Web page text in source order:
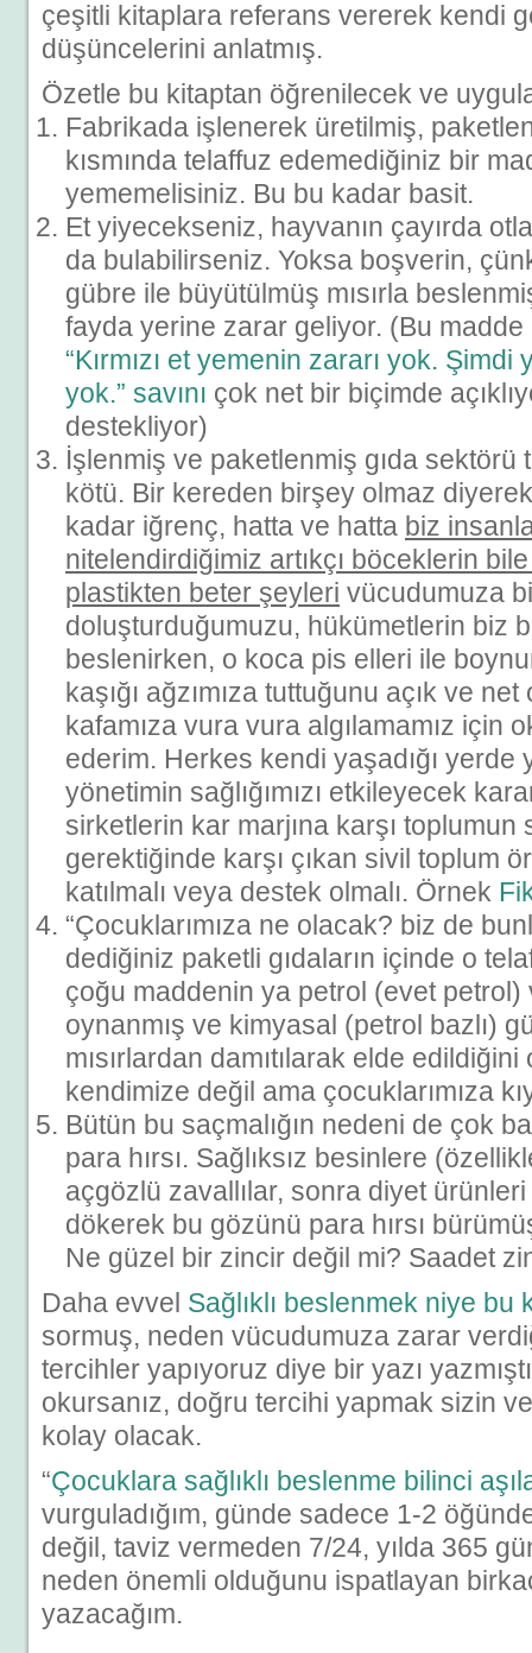
çeşitli kitaplara referans vererek kendi
düşüncelerini anlatmış.
Özetle bu kitaptan öğrenilecek ve
Fabrikada işlenerek üretilmiş,
kısmında telaffuz edemediğiniz bir
yememelisiniz. Bu bu kadar basit.
Et yiyecekseniz, hayvanın çayırda
da bulabilirseniz. Yoksa boşverin,
gübre ile büyütülmüş mısırla
fayda yerine zarar geliyor. (Bu madde
“Kırmızı et yemenin zararı yok.
yok.” savını çok net bir biçimde
destekliyor)
İşlenmiş ve paketlenmiş gıda sektörü
kötü. Bir kereden birşey olmaz
kadar iğrenç, hatta ve hatta biz
nitelendirdiğimiz artıkçı böceklerin bile
plastikten beter şeyleri vücudumuza
doluşturduğumuzu, hükümetlerin biz
beslenirken, o koca pis elleri ile
kaşığı ağzımıza tuttuğunu açık ve
kafamıza vura vura algılamamız için
ederim. Herkes kendi yaşadığı yerde
yönetimin sağlığımızı etkileyecek
sirketlerin kar marjına karşı toplumun
gerektiğinde karşı çıkan sivil toplum
katılmalı veya destek olmalı. Örnek
“Çocuklarımıza ne olacak? biz de
dediğiniz paketli gıdaların içinde o
çoğu maddenin ya petrol (evet petrol)
oynanmış ve kimyasal (petrol bazlı)
mısırlardan damıtılarak elde
kendimize değil ama çocuklarımıza
Bütün bu saçmalığın nedeni de çok
para hırsı. Sağlıksız besinlere
açgözlü zavallılar, sonra diyet
dökerek bu gözünü para hırsı
Ne güzel bir zincir değil mi? Saadet
Daha evvel Sağlıklı beslenmek niye bu
sormuş, neden vücudumuza zarar
tercihler yapıyoruz diye bir yazı
okursanız, doğru tercihi yapmak sizin
kolay olacak.
“Çocuklara sağlıklı beslenme bilinci
vurguladığım, günde sadece 1-2
değil, taviz vermeden 7/24, yılda 365
neden önemli olduğunu ispatlayan
yazacağım.